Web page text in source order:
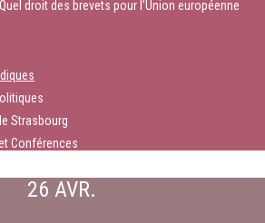
droit des brevets pour l’Union européenne
Strasbourg
Conférences
26 AVR.